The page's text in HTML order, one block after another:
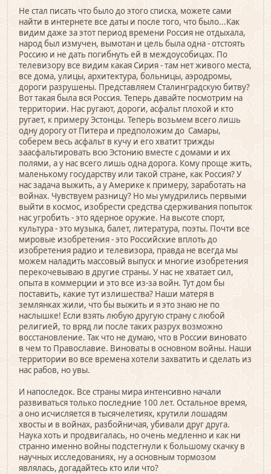
Не стал писать что было до этого списка, можете сами
найти в интернете все даты и после того, что было...Как
видим даже за этот период времени Россия не отдыхала,
народ был измучен, вымотан и цель была одна - отстоять
Россию и не дать погибнуть ей в междоусобицах. По
телевизору все видим какая Сирия - там нет живого места,
все дома, улицы, архитектура, больницы, аэродромы,
дороги разрушены. Представляем Сталинградскую битву?
Вот такая была вся Россия. Теперь давайте посмотрим на
территории. Нас ругают, дороги, асфальт плохой и кто
ругает, к примеру Эстонцы. Теперь возьмем всего лишь
одну дорогу от Питера и предположим до Самары,
соберем весь асфальт в кучу и его хватит трижды
заасфальтировать всю Эстонию вместе с домами и их
полями, а у нас всего лишь одна дорога. Кому проще жить,
маленькому государству или такой стране, как Россия? У
нас задача выжить, а у Америке к примеру, заработать на
войнах. Чувствуем разницу? Но мы умудрились первыми
выйти в космос, изобрести средства сдерживания попыток
нас угробить - это ядерное оружие. На высоте спорт,
культура - это музыка, балет, литература, поэты. Почти все
мировые изобретения - это Российские вплоть до
изобретения радио и телевизора, правда не всегда мы
можем наладить массовый выпуск и многие изобретения
перекочевываю в другие страны. У нас не хватает сил,
опыта в коммерции и это все из-за войн. Тут дом бы
поставить, какие тут излишества? Наши матеря в
землянках жили, что бы выжить и я это знаю не по
наслышке! Если взять любую другую страну с любой
религией, то вряд ли после таких разрух возможно
восстановление. Так что не думаю, что в России виновато
в чем то Православие. Виноваты в основном войны. Наши
территории во все времена хотели захватить и сделать из
нас рабов, но увы.
И напоследок. Все страны мира интенсивно начали
развиваться только последние 100 лет. Остальное время,
а оно исчисляется в тысячелетиях, крутили лошадям
хвосты и в войнах, разбойничая, убивали друг друга.
Наука хоть и продвигалась, но очень медленно и как ни
странно именно войны подстегнули к большому скачку в
научных исследованиях, ну а основным тормозом
являлась, догадайтесь кто или что?